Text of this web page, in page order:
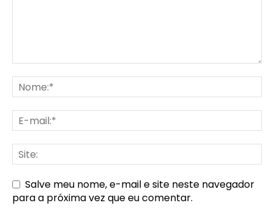
Salve meu nome, e-mail e site neste navegador
para a próxima vez que eu comentar.